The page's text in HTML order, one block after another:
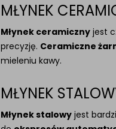
MŁYNEK
Młynek ceramiczny jest
precyzję. Ceramiczne
mieleniu kawy.
MŁYNEK
Młynek stalowy jest